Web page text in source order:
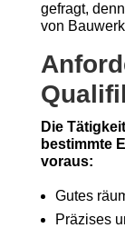
gefragt,
von
Die
bestimmte
voraus:
Gutes
Präzises